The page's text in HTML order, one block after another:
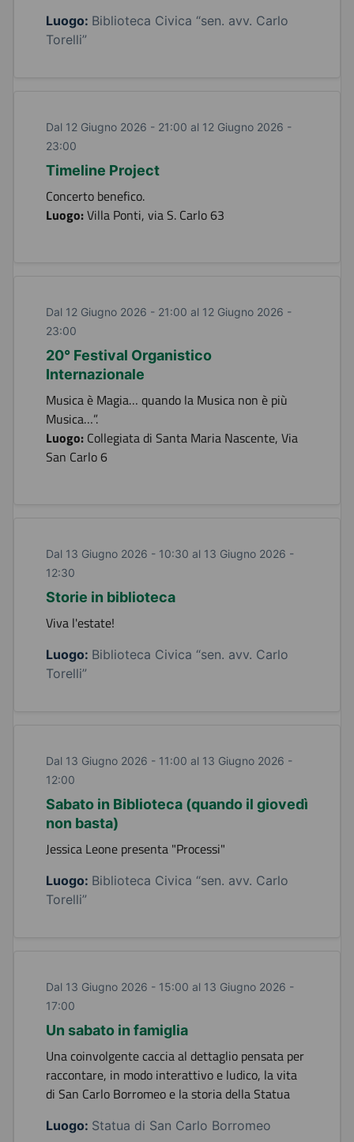
Luogo: Biblioteca Civica “sen. avv. Carlo
Torelli”
Dal 12 Giugno 2026 - 21:00 al 12 Giugno 2026 -
23:00
Timeline Project
Concerto benefico.
Luogo:Villa Ponti, via S. Carlo 63
Dal 12 Giugno 2026 - 21:00 al 12 Giugno 2026 -
23:00
20° Festival Organistico
Internazionale
Musica è Magia… quando la Musica non è più
Musica…”.
Luogo: Collegiata di Santa Maria Nascente, Via
San Carlo 6
Dal 13 Giugno 2026 - 10:30 al 13 Giugno 2026 -
12:30
Storie in biblioteca
Viva l'estate!
Luogo: Biblioteca Civica “sen. avv. Carlo
Torelli”
Dal 13 Giugno 2026 - 11:00 al 13 Giugno 2026 -
12:00
Sabato in Biblioteca (quando il giovedì
non basta)
Jessica Leone presenta "Processi"
Luogo: Biblioteca Civica “sen. avv. Carlo
Torelli”
Dal 13 Giugno 2026 - 15:00 al 13 Giugno 2026 -
17:00
Un sabato in famiglia
Una coinvolgente caccia al dettaglio pensata per
raccontare, in modo interattivo e ludico, la vita
di San Carlo Borromeo e la storia della Statua
Luogo: Statua di San Carlo Borromeo